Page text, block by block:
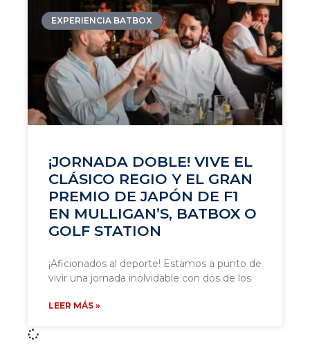
EXPERIENCIA BATBOX
¡JORNADA DOBLE! VIVE EL
CLÁSICO REGIO Y EL GRAN
PREMIO DE JAPÓN DE F1
EN MULLIGAN’S, BATBOX O
GOLF STATION
¡Aficionados al deporte! Estamos a punto de
vivir una jornada inolvidable con dos de los
LEER MÁS »